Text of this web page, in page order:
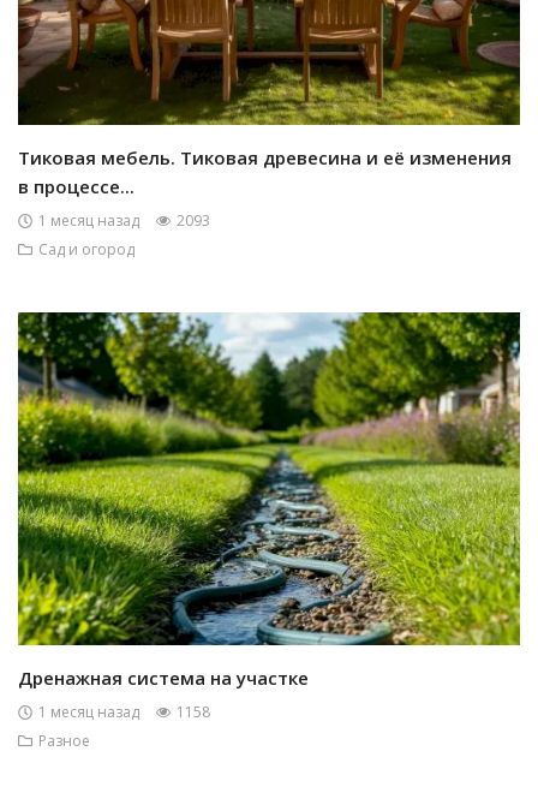
Тиковая мебель. Тиковая древесина и её изменения
в процессе...
1 месяц назад
2093
Сад и огород
Дренажная система на участке
1 месяц назад
1158
Разное